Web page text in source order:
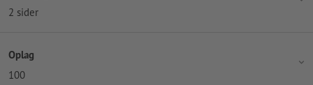
2 sider
Oplag
100